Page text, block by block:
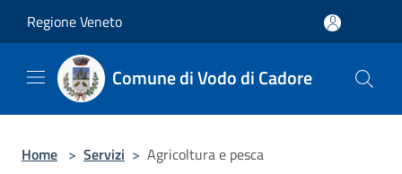
Regione Veneto
Comune di Vodo di Cadore
Home > Servizi > Agricoltura e pesca